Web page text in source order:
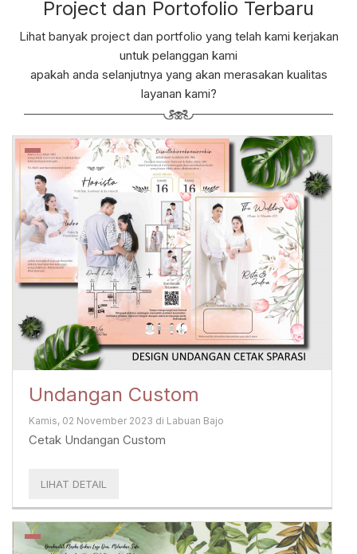
Project dan Portofolio Terbaru
Lihat banyak project dan portfolio yang telah kami kerjakan
untuk pelanggan kami
apakah anda selanjutnya yang akan merasakan kualitas
layanan kami?
Undangan Custom
Kamis, 02 November 2023 di Labuan Bajo
Cetak Undangan Custom
LIHAT DETAIL